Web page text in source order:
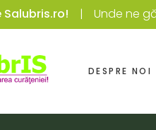
Unde ne
DESPRE NOI